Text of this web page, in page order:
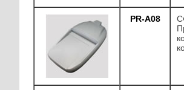
PR-A08